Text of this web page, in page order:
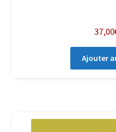
37,00
Ajouter